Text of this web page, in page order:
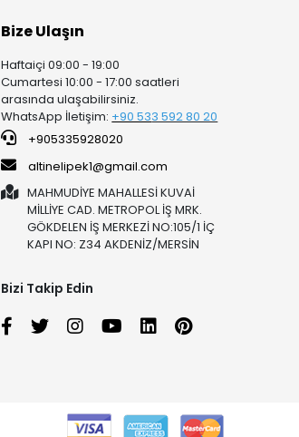
Bize Ulaşın
Haftaiçi 09:00 - 19:00
Cumartesi 10:00 - 17:00 saatleri
arasında ulaşabilirsiniz.
WhatsApp İletişim: +90 533 592 80 20
+905335928020
altinelipek1@gmail.com
MAHMUDİYE MAHALLESİ KUVAİ
MİLLİYE CAD. METROPOL İŞ MRK.
GÖKDELEN İŞ MERKEZİ NO:105/1 İÇ
KAPI NO: Z34 AKDENİZ/MERSİN
Bizi Takip Edin